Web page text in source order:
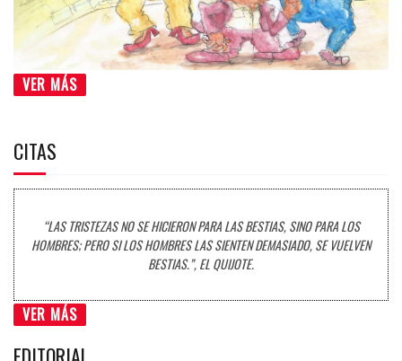
VER MÁS
CITAS
“LAS TRISTEZAS NO SE HICIERON PARA LAS BESTIAS, SINO PARA LOS
HOMBRES; PERO SI LOS HOMBRES LAS SIENTEN DEMASIADO, SE VUELVEN
BESTIAS.”, EL QUIJOTE.
VER MÁS